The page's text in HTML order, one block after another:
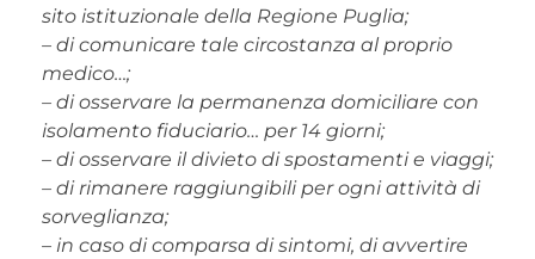
sito istituzionale della Regione Puglia;
– di comunicare tale circostanza al proprio
medico…;
– di osservare la permanenza domiciliare con
isolamento fiduciario… per 14 giorni;
– di osservare il divieto di spostamenti e viaggi;
– di rimanere raggiungibili per ogni attività di
sorveglianza;
– in caso di comparsa di sintomi, di avvertire